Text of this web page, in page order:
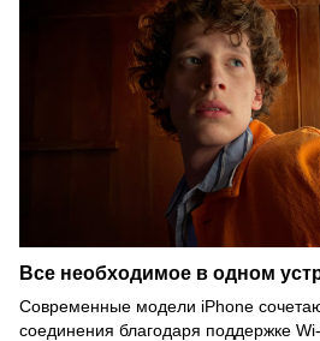
Все необходимое в одном
Современные модели iPhone
соединения благодаря поддержке